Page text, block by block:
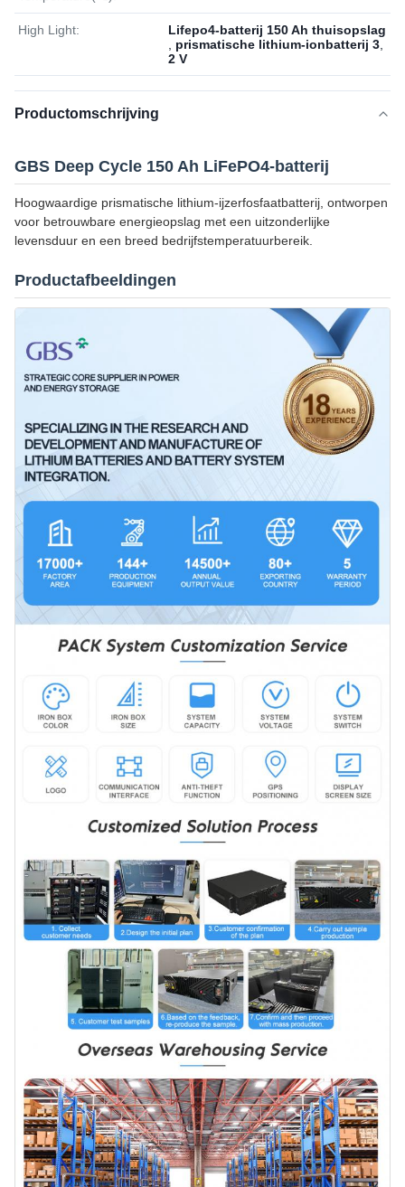
High Light:
Lifepo4-batterij 150 Ah thuisopslag
prismatische lithium-ionbatterij 3
2 V
Productomschrijving
GBS Deep Cycle 150 Ah LiFePO4-batterij
Hoogwaardige prismatische lithium-ijzerfosfaatbatterij, ontworpen
voor betrouwbare energieopslag met een uitzonderlijke
levensduur en een breed bedrijfstemperatuurbereik.
Productafbeeldingen